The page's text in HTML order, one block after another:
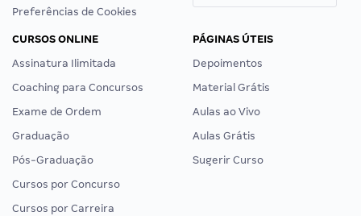
Preferências de Cookies
CURSOS ONLINE
Assinatura Ilimitada
Coaching para Concursos
Exame de Ordem
Graduação
Pós-Graduação
Cursos por Concurso
Cursos por Carreira
PÁGINAS ÚTEIS
Depoimentos
Material Grátis
Aulas ao Vivo
Aulas Grátis
Sugerir Curso